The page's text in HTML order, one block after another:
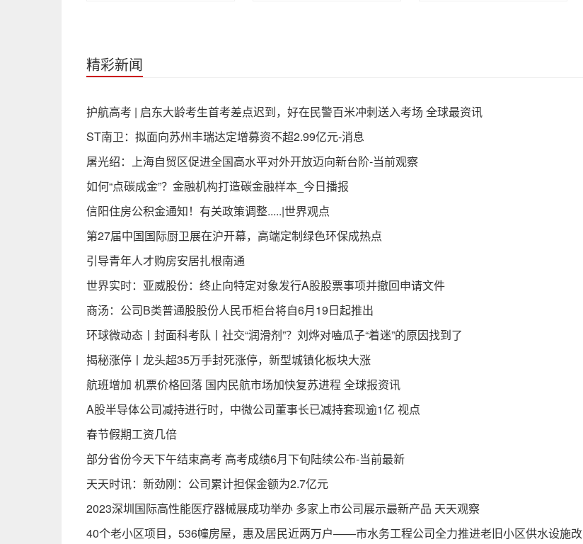
精彩新闻
护航高考 | 启东大龄考生首考差点迟到，好在民警百米冲刺送入考场 全球最资讯
ST南卫：拟面向苏州丰瑞达定增募资不超2.99亿元-消息
屠光绍：上海自贸区促进全国高水平对外开放迈向新台阶-当前观察
如何“点碳成金”？金融机构打造碳金融样本_今日播报
信阳住房公积金通知！有关政策调整.....|世界观点
第27届中国国际厨卫展在沪开幕，高端定制绿色环保成热点
引导青年人才购房安居扎根南通
世界实时：亚威股份：终止向特定对象发行A股股票事项并撤回申请文件
商汤：公司B类普通股股份人民币柜台将自6月19日起推出
环球微动态丨封面科考队丨社交“润滑剂”？刘烨对嗑瓜子“着迷”的原因找到了
揭秘涨停丨龙头超35万手封死涨停，新型城镇化板块大涨
航班增加 机票价格回落 国内民航市场加快复苏进程 全球报资讯
A股半导体公司减持进行时，中微公司董事长已减持套现逾1亿 视点
春节假期工资几倍
部分省份今天下午结束高考 高考成绩6月下旬陆续公布-当前最新
天天时讯：新劲刚：公司累计担保金额为2.7亿元
2023深圳国际高性能医疗器械展成功举办 多家上市公司展示最新产品 天天观察
40个老小区项目，536幢房屋，惠及居民近两万户——市水务工程公司全力推进老旧小区供水设施改